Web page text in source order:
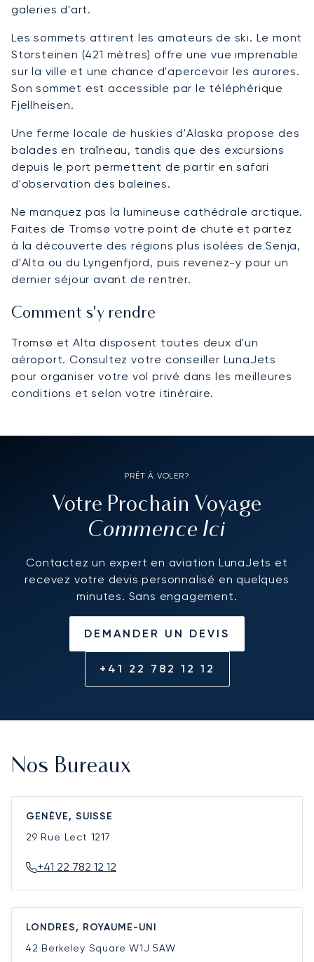
galeries d'art.
Les sommets attirent les amateurs de ski. Le mont
Storsteinen (421 mètres) offre une vue imprenable
sur la ville et une chance d'apercevoir les aurores.
Son sommet est accessible par le téléphérique
Fjellheisen.
Une ferme locale de huskies d'Alaska propose des
balades en traîneau, tandis que des excursions
depuis le port permettent de partir en safari
d'observation des baleines.
Ne manquez pas la lumineuse cathédrale arctique.
Faites de Tromsø votre point de chute et partez
à la découverte des régions plus isolées de Senja,
d'Alta ou du Lyngenfjord, puis revenez-y pour un
dernier séjour avant de rentrer.
Comment s'y rendre
Tromsø et Alta disposent toutes deux d'un
aéroport. Consultez votre conseiller LunaJets
pour organiser votre vol privé dans les meilleures
conditions et selon votre itinéraire.
PRÊT À VOLER?
Votre Prochain Voyage
Commence Ici
Contactez un expert en aviation LunaJets et
recevez votre devis personnalisé en quelques
minutes. Sans engagement.
DEMANDER UN DEVIS
+41 22 782 12 12
Nos Bureaux
GENÈVE, SUISSE
29 Rue Lect 1217
+41 22 782 12 12
LONDRES, ROYAUME-UNI
42 Berkeley SquareW1J 5AW